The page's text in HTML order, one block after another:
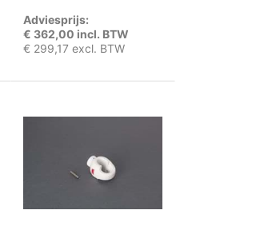
Adviesprijs:
€ 362,00 incl. BTW
€ 299,17 excl. BTW